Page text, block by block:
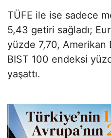
TÜFE ile ise sadece
5,43 getiri sağladı;
yüzde 7,70, Amerikan
BIST 100 endeksi
yaşattı.